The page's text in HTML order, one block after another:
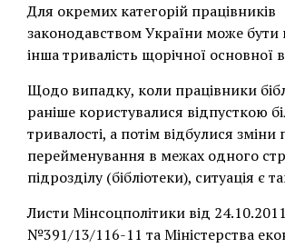
Для окремих категорій працівників
законодавством України може бути
інша тривалість щорічної основної
Щодо випадку, коли працівники
раніше користувалися відпусткою
тривалості, а потім відбулися зміни
перейменування в межах одного
підрозділу (бібліотеки), ситуація є
Листи Мінсоцполітики від 24.10.2011
№391/13/116-11 та Міністерства